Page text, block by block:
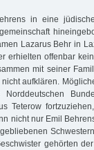
in eine
Lazarus Behr in
erhielten offenbar
mit seiner
aufklären.
Norddeutschen
Teterow
nicht nur Emil
gehörten